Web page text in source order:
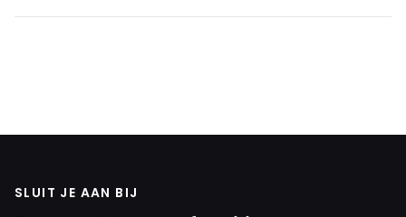
SLUIT JE AAN BIJ